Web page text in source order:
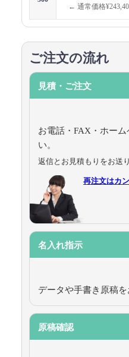
← 通常価格
ご注文の流れ
見積・ご注文
お電話・FAX・ホー
い。
返信とお見積もりをお送
再注文はカ
名入れ指示
データや手書き原稿を
原稿確認